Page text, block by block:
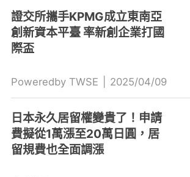
證交所攜手KPMG成立東南亞
創新資本平臺 率新創企業打國
際盃
Poweredby TWSE 2025/04/09
日本永久居留權變貴了！申請
費擬從1萬漲至20萬日圓，居
留規費也全面調漲